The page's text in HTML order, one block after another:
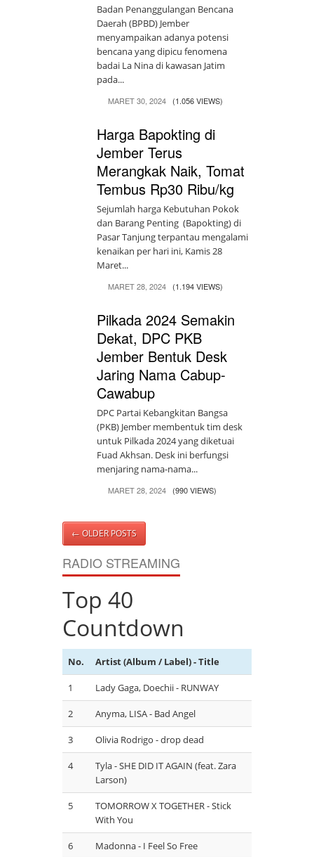
Badan Penanggulangan Bencana
Daerah (BPBD) Jember
menyampaikan adanya potensi
bencana yang dipicu fenomena
badai La Nina di kawasan Jatim
pada...
MARET 30, 2024 (1.056 VIEWS)
Harga Bapokting di
Jember Terus
Merangkak Naik, Tomat
Tembus Rp30 Ribu/kg
Sejumlah harga Kebutuhan Pokok
dan Barang Penting (Bapokting) di
Pasar Tanjung terpantau mengalami
kenaikan per hari ini, Kamis 28
Maret...
MARET 28, 2024 (1.194 VIEWS)
Pilkada 2024 Semakin
Dekat, DPC PKB
Jember Bentuk Desk
Jaring Nama Cabup-
Cawabup
DPC Partai Kebangkitan Bangsa
(PKB) Jember membentuk tim desk
untuk Pilkada 2024 yang diketuai
Fuad Akhsan. Desk ini berfungsi
menjaring nama-nama...
MARET 28, 2024 (990 VIEWS)
←OLDER POSTS
RADIO STREAMING
Top 40
Countdown
No. Artist (Album / Label) - Title
1 Lady Gaga, Doechii - RUNWAY
2 Anyma, LISA - Bad Angel
3 Olivia Rodrigo - drop dead
4
Tyla - SHE DID IT AGAIN (feat. Zara
Larson)
5
TOMORROW X TOGETHER - Stick
With You
6 Madonna - I Feel So Free